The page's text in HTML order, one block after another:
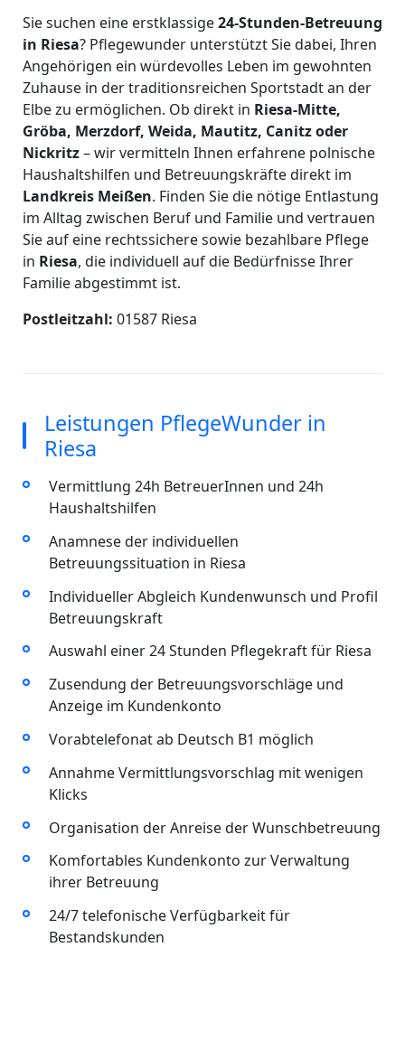
Sie suchen eine erstklassige24-Stunden-Betreuung
in Riesa? Pflegewunder unterstützt Sie dabei, Ihren
Angehörigen ein würdevolles Leben im gewohnten
Zuhause in der traditionsreichen Sportstadt an der
Elbe zu ermöglichen. Ob direkt in Riesa-Mitte,
Gröba, Merzdorf, Weida, Mautitz, Canitz oder
Nickritz– wir vermitteln Ihnen erfahrene polnische
Haushaltshilfen und Betreuungskräfte direkt im
Landkreis Meißen. Finden Sie die nötige Entlastung
im Alltag zwischen Beruf und Familie und vertrauen
Sie auf eine rechtssichere sowie bezahlbare Pflege
in Riesa, die individuell auf die Bedürfnisse Ihrer
Familie abgestimmt ist.
Postleitzahl: 01587 Riesa
Leistungen PflegeWunder in
Riesa
Vermittlung 24h BetreuerInnen und 24h
Haushaltshilfen
Anamnese der individuellen
Betreuungssituation in Riesa
Individueller Abgleich Kundenwunsch und Profil
Betreuungskraft
Auswahl einer 24 Stunden Pflegekraft für Riesa
Zusendung der Betreuungsvorschläge und
Anzeige im Kundenkonto
Vorabtelefonat ab Deutsch B1 möglich
Annahme Vermittlungsvorschlag mit wenigen
Klicks
Organisation der Anreise der Wunschbetreuung
Komfortables Kundenkonto zur Verwaltung
ihrer Betreuung
24/7 telefonische Verfügbarkeit für
Bestandskunden